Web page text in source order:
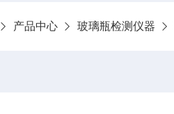
产品中心 玻璃瓶检测仪器